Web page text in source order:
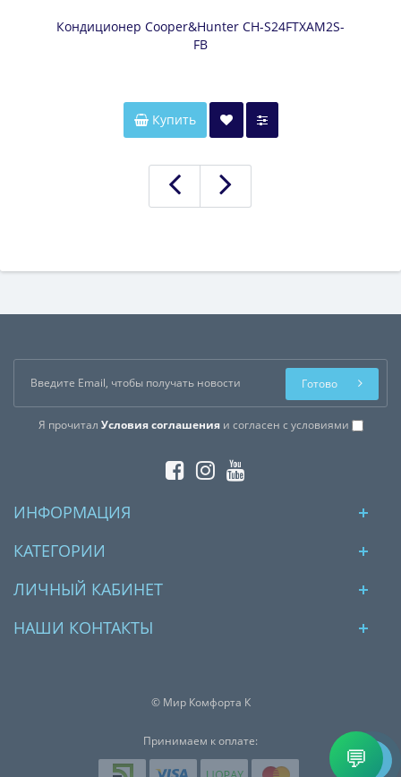
Кондиционер Cooper&Hunter CH-S24FTXAM2S-
FB
Купить
Я прочитал Условия соглашенияи согласен с условиями
Готово
ИНФОРМАЦИЯ
КАТЕГОРИИ
ЛИЧНЫЙ КАБИНЕТ
НАШИ КОНТАКТЫ
© Мир Комфорта К
Принимаем к оплате:
💬